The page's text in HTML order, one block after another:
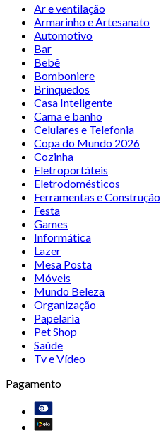
Ar e ventilação
Armarinho e Artesanato
Automotivo
Bar
Bebê
Bomboniere
Brinquedos
Casa Inteligente
Cama e banho
Celulares e Telefonia
Copa do Mundo 2026
Cozinha
Eletroportáteis
Eletrodomésticos
Ferramentas e Construção
Festa
Games
Informática
Lazer
Mesa Posta
Móveis
Mundo Beleza
Organização
Papelaria
Pet Shop
Saúde
Tv e Vídeo
Pagamento